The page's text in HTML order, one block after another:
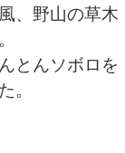
、野山の草木
とんソボロを
。